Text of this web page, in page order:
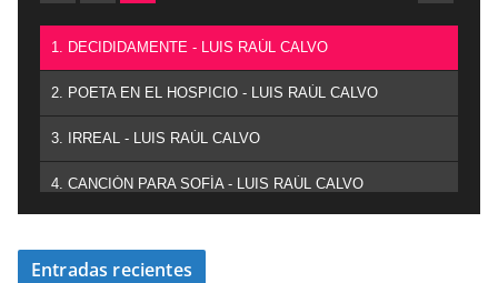
1. DECIDIDAMENTE - LUIS RAÚL CALVO
2. POETA EN EL HOSPICIO - LUIS RAÚL CALVO
3. IRREAL - LUIS RAÚL CALVO
4. CANCIÓN PARA SOFÍA - LUIS RAÚL CALVO
Entradas recientes